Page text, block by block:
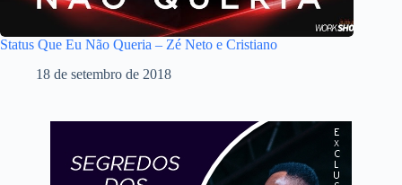
Status Que Eu Não Queria – Zé Neto e Cristiano
18 de setembro de 2018